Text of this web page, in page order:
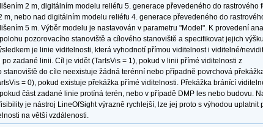
2 m, digitálním modelu reliéfu 5. generace převedeného do rastrového
m, nebo nad digitálním modelu reliéfu 4. generace převedeného do
5 m. Výběr modelu je nastavován v parametru "Model". K provedení
pozorovacího stanoviště a cílového stanoviště a specifikovat jejich
je linie viditelnosti, která vyhodnotí přímou viditelnost i viditelné/
po zadané linii. Cíl je vidět (TarIsVis = 1), pokud v linii přímé viditelnosti z
stanoviště do cíle neexistuje žádná terénní nebo případně povrchová
= 0), pokud existuje překážka přímé viditelnosti. Překážka bránící
část zadané linie protíná terén, nebo v případě DMP les nebo budovu.
je nástroj LineOfSight výrazně rychlejší, lze jej proto s výhodou uplatnit
na větší vzdálenosti.